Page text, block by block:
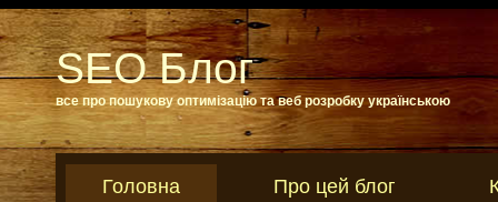
SEO Блог
все про пошукову оптимізацію та веб розробку українською
Головна Про цей блог